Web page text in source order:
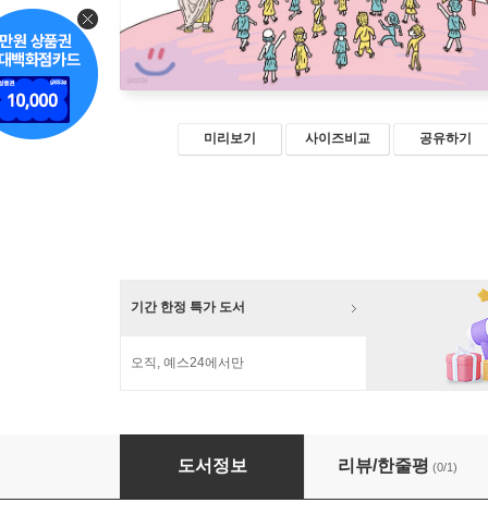
미리보기 사이즈비교 공유하기
기간 한정 특가 도서
오직, 예스24에서만
아리스토텔레스, 이게 행복이다!
도서정보 리뷰/한줄평 (0/1)